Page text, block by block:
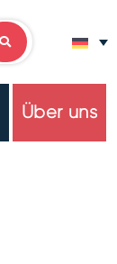
Über uns